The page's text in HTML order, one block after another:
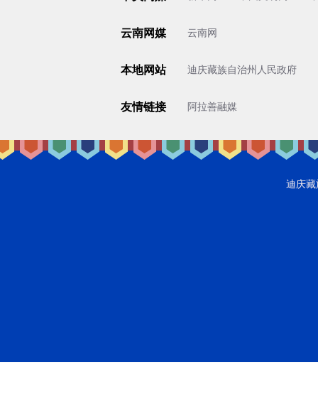
云南网媒 云南网
本地网站 迪庆藏族自治州人民政府
友情链接 阿拉善融媒
迪庆